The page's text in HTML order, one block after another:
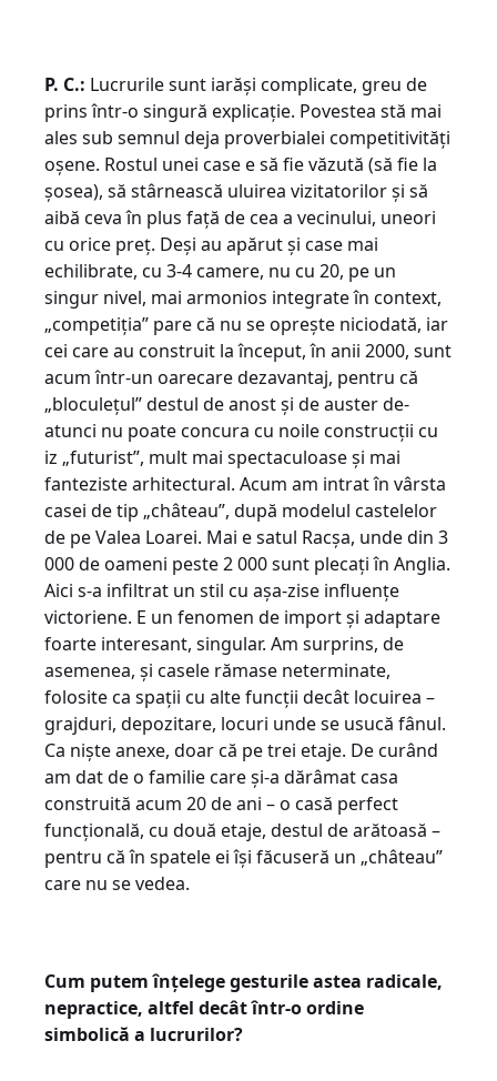
P. C.: Lucrurile sunt iarăși complicate, greu de
prins într-o singură explicație. Povestea stă mai
ales sub semnul deja proverbialei competitivități
oșene. Rostul unei case e să fie văzută (să fie la
șosea), să stârnească uluirea vizitatorilor și să
aibă ceva în plus față de cea a vecinului, uneori
cu orice preț. Deși au apărut și case mai
echilibrate, cu 3-4 camere, nu cu 20, pe un
singur nivel, mai armonios integrate în context,
„competiția” pare că nu se oprește niciodată, iar
cei care au construit la început, în anii 2000, sunt
acum într-un oarecare dezavantaj, pentru că
„bloculețul” destul de anost și de auster de-
atunci nu poate concura cu noile construcții cu
iz „futurist”, mult mai spectaculoase și mai
fanteziste arhitectural. Acum am intrat în vârsta
casei de tip „château”, după modelul castelelor
de pe Valea Loarei. Mai e satul Racșa, unde din 3
000 de oameni peste 2 000 sunt plecați în Anglia.
Aici s-a infiltrat un stil cu așa-zise influențe
victoriene. E un fenomen de import și adaptare
foarte interesant, singular. Am surprins, de
asemenea, și casele rămase neterminate,
folosite ca spații cu alte funcții decât locuirea –
grajduri, depozitare, locuri unde se usucă fânul.
Ca niște anexe, doar că pe trei etaje. De curând
am dat de o familie care și-a dărâmat casa
construită acum 20 de ani – o casă perfect
funcțională, cu două etaje, destul de arătoasă –
pentru că în spatele ei își făcuseră un „château”
care nu se vedea.
Cum putem înțelege gesturile astea radicale,
nepractice, altfel decât într-o ordine
simbolică a lucrurilor?